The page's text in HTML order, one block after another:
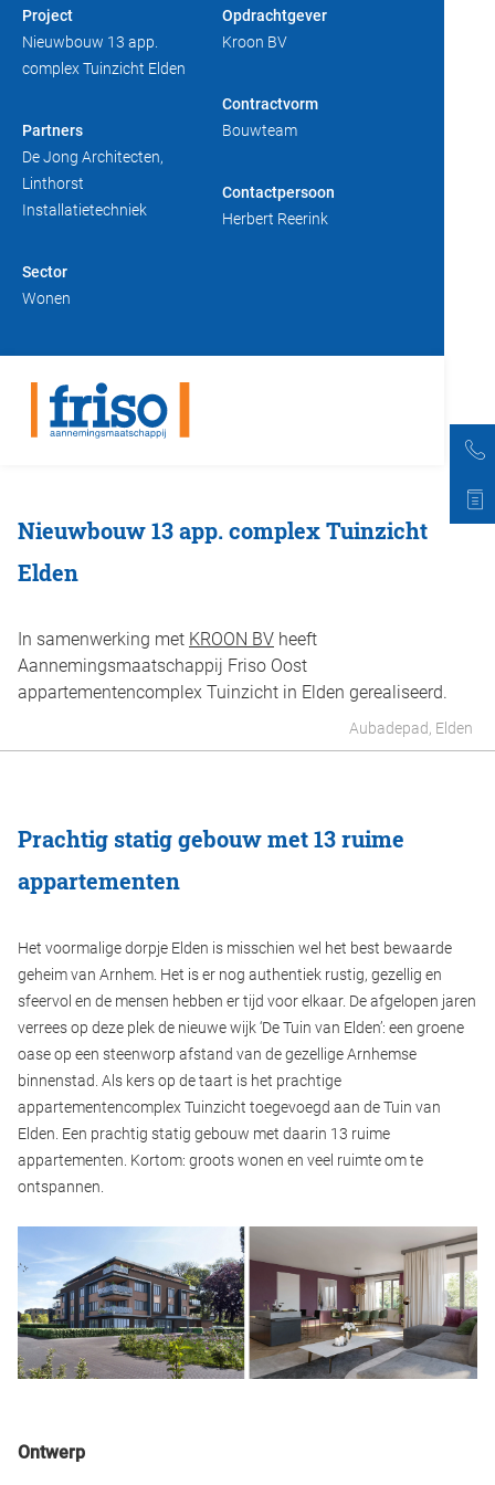
Duurzaam bouwen
Friso magazine
Project
Nieuwbouw 13 app.
complex Tuinzicht Elden
Partners
De Jong Architecten,
Linthorst
Installatietechniek
Sector
Wonen
Opdrachtgever
Kroon BV
Contractvorm
Bouwteam
Contactpersoon
Herbert Reerink
Nieuwbouw 13 app. complex Tuinzicht
Elden
In samenwerking met KROON BV heeft
Aannemingsmaatschappij Friso Oost
appartementencomplex Tuinzicht in Elden gerealiseerd.
Aubadepad, Elden
Prachtig statig gebouw met 13 ruime
appartementen
Het voormalige dorpje Elden is misschien wel het best bewaarde
geheim van Arnhem. Het is er nog authentiek rustig, gezellig en
sfeervol en de mensen hebben er tijd voor elkaar. De afgelopen jaren
verrees op deze plek de nieuwe wijk ‘De Tuin van Elden’: een groene
oase op een steenworp afstand van de gezellige Arnhemse
binnenstad. Als kers op de taart is het prachtige
appartementencomplex Tuinzicht toegevoegd aan de Tuin van
Elden. Een prachtig statig gebouw met daarin 13 ruime
appartementen. Kortom: groots wonen en veel ruimte om te
ontspannen.
Ontwerp